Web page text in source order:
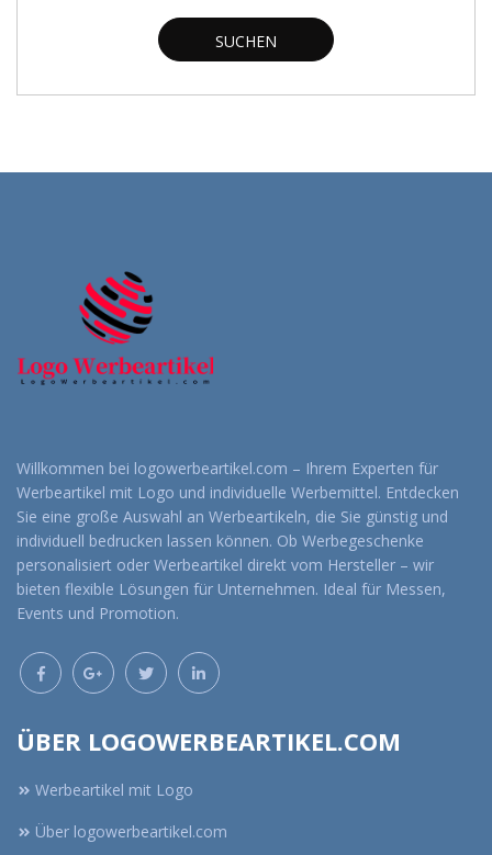
SUCHEN
Willkommen bei logowerbeartikel.com – Ihrem Experten für
Werbeartikel mit Logo und individuelle Werbemittel. Entdecken
Sie eine große Auswahl an Werbeartikeln, die Sie günstig und
individuell bedrucken lassen können. Ob Werbegeschenke
personalisiert oder Werbeartikel direkt vom Hersteller – wir
bieten flexible Lösungen für Unternehmen. Ideal für Messen,
Events und Promotion.
ÜBER LOGOWERBEARTIKEL.COM
Werbeartikel mit Logo
Über logowerbeartikel.com